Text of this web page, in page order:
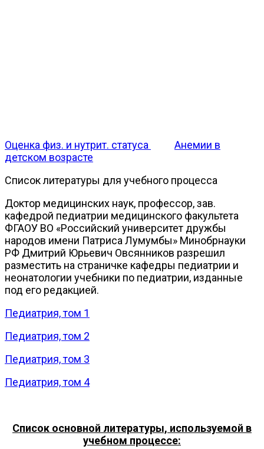
Оценка физ. и нутрит. статуса
Анемии в
детском возрасте
Список литературы для учебного процесса
Доктор медицинских наук, профессор, зав.
кафедрой педиатрии медицинского факультета
ФГАОУ ВО «Российский университет дружбы
народов имени Патриса Лумумбы» Минобрнауки
РФ Дмитрий Юрьевич Овсянников разрешил
разместить на страничке кафедры педиатрии и
неонатологии учебники по педиатрии, изданные
под его редакцией.
Педиатрия, том 1
Педиатрия, том 2
Педиатрия, том 3
Педиатрия, том 4
Список основной литературы, используемой в
учебном процессе: